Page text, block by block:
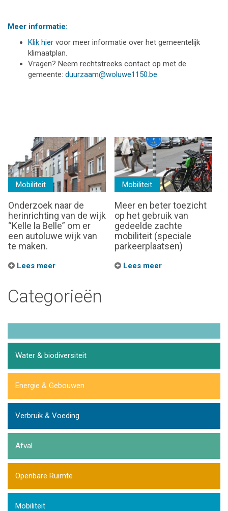
Meer informatie:
Klik hier voor meer informatie over het gemeentelijk
klimaatplan.
Vragen? Neem rechtstreeks contact op met de
gemeente: duurzaam@woluwe1150.be
Mobiliteit
Onderzoek naar de
herinrichting van de wijk
“Kelle la Belle” om er
een autoluwe wijk van
te maken.
Lees meer
Mobiliteit
Meer en beter toezicht
op het gebruik van
gedeelde zachte
mobiliteit (speciale
parkeerplaatsen)
Lees meer
Categorieën
Water & biodiversiteit
Energie & Gebouwen
Verbruik & Voeding
Afval
Openbare Ruimte
Mobiliteit